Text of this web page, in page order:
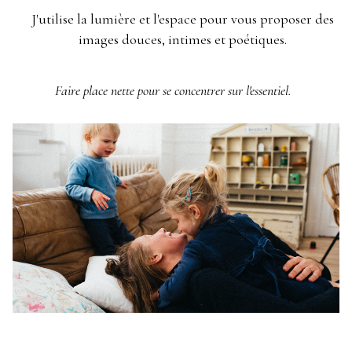
J'utilise la lumière et l'espace pour vous proposer des
images douces, intimes et poétiques.
Faire place nette pour se concentrer sur l'essentiel.